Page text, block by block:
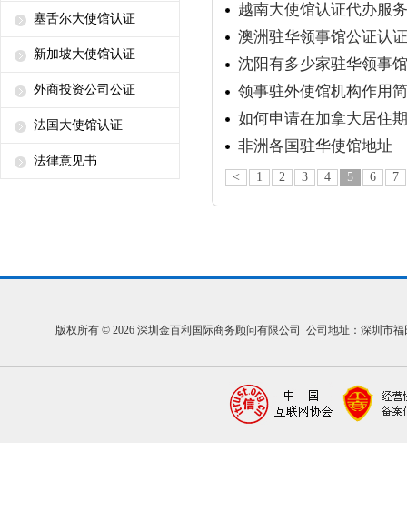
塞舌尔大使馆认证
新加坡大使馆认证
外商投资公司公证
法国大使馆认证
法律意见书
越南大使馆认证代办服
澳洲驻华领事馆公证认证
沈阳有多少家驻华领事馆
领事驻外使馆机构作用
如何申请在加拿大居住
非洲各国驻华使馆地址
< 1 2 3 4 5 6 7
版权所有 © 2026 深圳金百利国际商务顾问有限公司 公司地址：深圳市